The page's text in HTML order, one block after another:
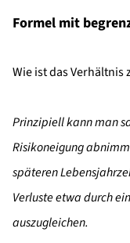
Formel mit
Wie ist das
Prinzipiell kann man
Risikoneigung
späteren
Verluste etwa durch
auszugleichen.